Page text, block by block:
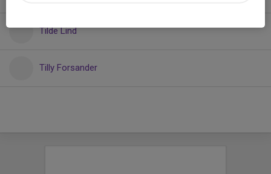
Tilde Lind
Tilly Forsander